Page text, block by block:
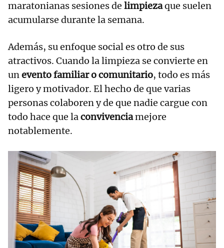
maratonianas sesiones de limpiezaque suelen
acumularse durante la semana.
Además, su enfoque social es otro de sus
atractivos. Cuando la limpieza se convierte en
unevento familiar o comunitario, todo es más
ligero y motivador. El hecho de que varias
personas colaboren y de que nadie cargue con
todo hace que laconvivenciamejore
notablemente.